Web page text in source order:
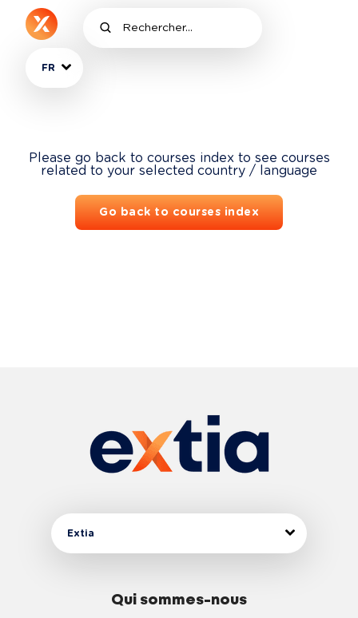
FR
Please go back to courses index to see courses
related to your selected country / language
Go back to courses index
Extia
Qui sommes-nous